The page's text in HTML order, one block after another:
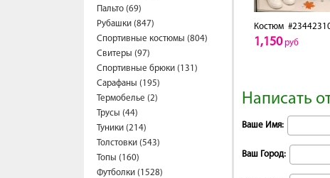
Пальто (69)
Рубашки (847)
Спортивные костюмы (804)
Свитеры (97)
Спортивные брюки (131)
Сарафаны (195)
Термобелье (2)
Трусы (44)
Туники (214)
Толстовки (543)
Топы (160)
Футболки (1528)
Костюм
1,150руб
Написать
Ваше Имя:
Ваш Город: